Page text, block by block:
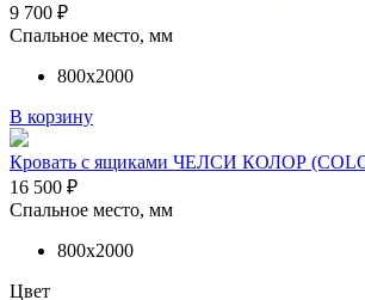
9 700 ₽
Спальное место, мм
800х2000
В корзину
Кровать с ящиками ЧЕЛСИ КОЛОР
16 500 ₽
Спальное место, мм
800х2000
Цвет